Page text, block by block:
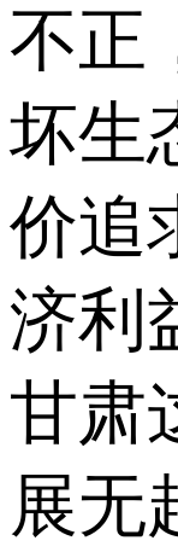
不正
坏生
价追
济利
甘肃
展无